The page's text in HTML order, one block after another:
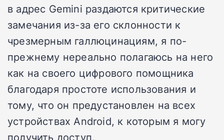
в адрес Gemini раздаются критические
замечания из-за его склонности к
чрезмерным галлюцинациям, я по-
прежнему нереально полагаюсь на него
как на своего цифрового помощника
благодаря простоте использования и
тому, что он предустановлен на всех
устройствах Android, к которым я могу
получить доступ.